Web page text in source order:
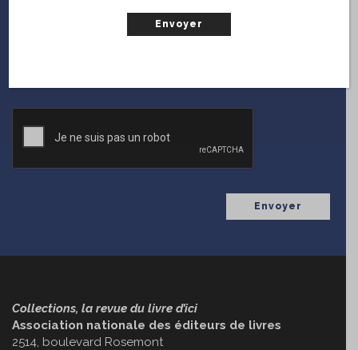
En vous inscrivant sur le web, vous serez notifié chaque
diffuse une nouvelle parution.
Collections, la revue du livre d’ici
Association nationale des éditeurs de livres
2514, boulevard Rosemont